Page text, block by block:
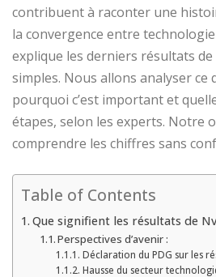
contribuent à raconter une
la convergence entre
explique les derniers résultats
simples. Nous allons analyser ce
pourquoi c’est important et
étapes, selon les experts. Notre
comprendre les chiffres sans
Table of Contents
Que signifient les résultats de
Perspectives d’avenir :
Déclaration du PDG sur les
Hausse du secteur